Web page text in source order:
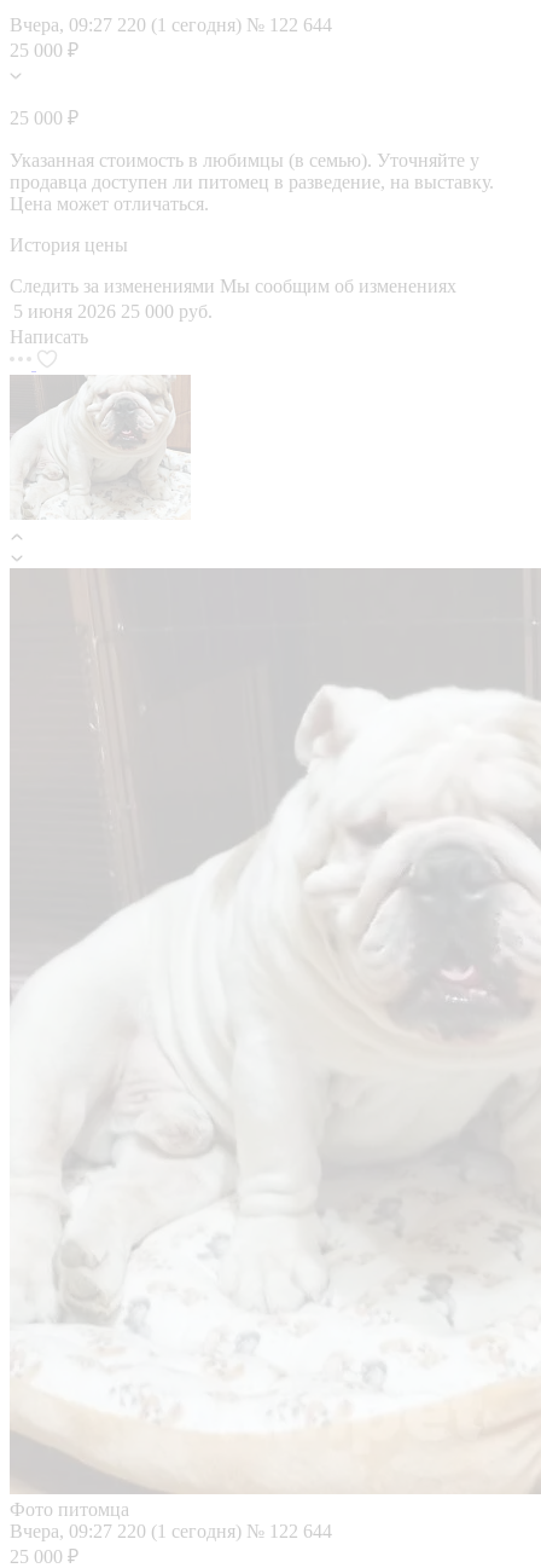
Вчера, 09:27 220 (1 сегодня) № 122 644
25 000 ₽
25 000 ₽
Указанная стоимость в любимцы (в семью). Уточняйте у
продавца доступен ли питомец в разведение, на выставку.
Цена может отличаться.
История цены
Следить за изменениями Мы сообщим об изменениях
5 июня 2026 25 000 руб.
Написать
Фото питомца
Вчера, 09:27 220 (1 сегодня) № 122 644
25 000 ₽